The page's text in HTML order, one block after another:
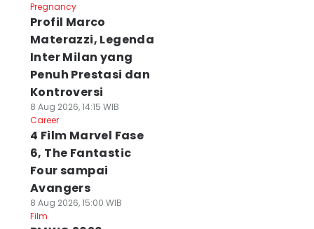
Pregnancy
Profil Marco
Materazzi, Legenda
Inter Milan yang
Penuh Prestasi dan
Kontroversi
8 Aug 2026, 14:15 WIB
Career
4 Film Marvel Fase
6, The Fantastic
Four sampai
Avangers
8 Aug 2026, 15:00 WIB
Film